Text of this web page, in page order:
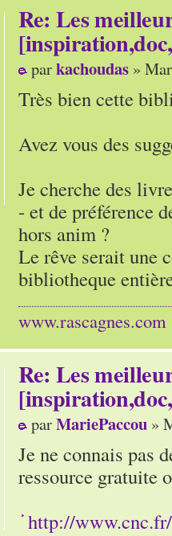
Re: Les
parkachoudas »
Très bien cette
Avez vous des
Je cherche des
- et de préférence
hors anim ?
Le rêve serait une
bibliotheque
www.rascagnes.com
Re: Les
parMariePaccou »
Je ne connais pas
ressource gratuite
http://